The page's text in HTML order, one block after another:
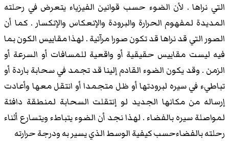
التي نراها . لأن الضوء حسب قوانين الفيزياء يتعرض في رحلته
المديدة لمفهوم الحرارة والبرودة والإنعكاس والإنكسار . كما أن
الصور التي قد نراها قد تكون صورا مرآتية . لهذا مقاييس الكون بما
فيه ليست مقاييس حقيقية أو واقعية للمسافات أو السرعة أو
الزمن . وقد يكون الضوء القادم إلينا قد تجمد في سحابة باردة أو
تباطيء في سيره لبرودتها أو ظل متجمدا أو انتقل معها وأعادت
إرساله من مكانها الجديد لو إنتقلت السحابة لمنطقة دافئة
لمواصلة سيره بالفضاء . لهذا نجد أن الضوء يتباطء ويتسارع أثناء
رحلته بالفضاءحسب كيفية الوسط الذي يسير به ودرجة حرارته